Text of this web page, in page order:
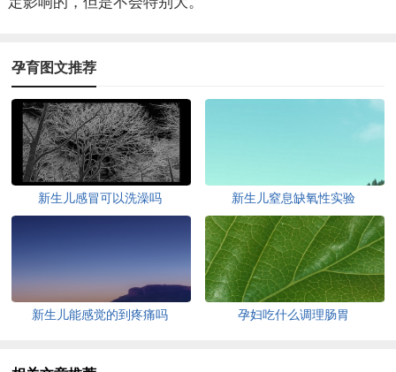
孕育图文推荐
新生儿感冒可以洗澡吗 新生儿窒息缺氧性实验
新生儿能感觉的到疼痛吗 孕妇吃什么调理肠胃